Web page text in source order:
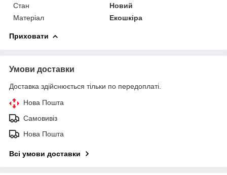
Стан
Новий
Матеріал
Екошкіра
Приховати
Умови доставки
Доставка здійснюється тільки по передоплаті.
Нова Пошта
Самовивіз
Нова Пошта
Всі умови доставки